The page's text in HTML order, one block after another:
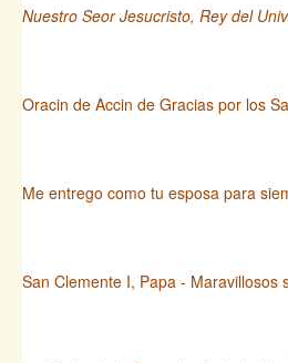
Nuestro Seor Jesucristo, Rey del
Oracin de Accin de Gracias por los
Me entrego como tu esposa para
San Clemente I, Papa - Maravillosos